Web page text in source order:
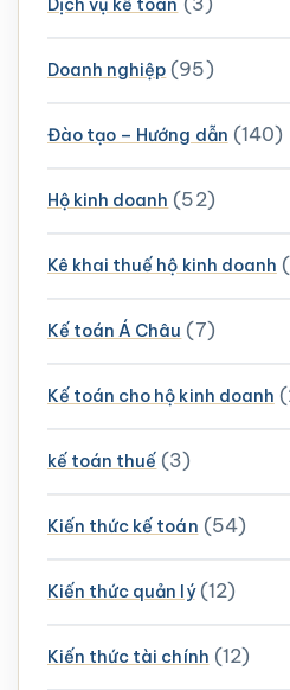
Dịch vụ kế toán
Doanh nghiệp (95)
Đào tạo – Hướng dẫn (140)
Hộ kinh doanh (52)
Kê khai thuế hộ kinh doanh
Kế toán Á Châu (7)
Kế toán cho hộ kinh doanh
kế toán thuế (3)
Kiến thức kế toán (54)
Kiến thức quản lý(12)
Kiến thức tài chính (12)